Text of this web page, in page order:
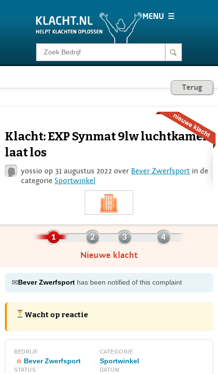
Klacht melden
Consumentenrecht
Login
Terug
Klacht: EXP Synmat 9lw luchtkamer
laat los
yossio op 31 augustus 2022 over Bever Zwerfsport in de
categorie Sportwinkel
Nieuwe klacht
✉Bever Zwerfsport has been notified of this complaint
Wacht op reactie
BEDRIJF
Bever Zwerfsport
CATEGORIE
Sportwinkel
STATUS DATUM